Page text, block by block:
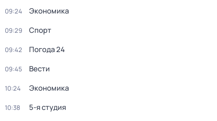
09:24 Экономика
09:29 Спорт
09:42 Погода 24
09:45 Вести
10:24 Экономика
10:38 5-я студия